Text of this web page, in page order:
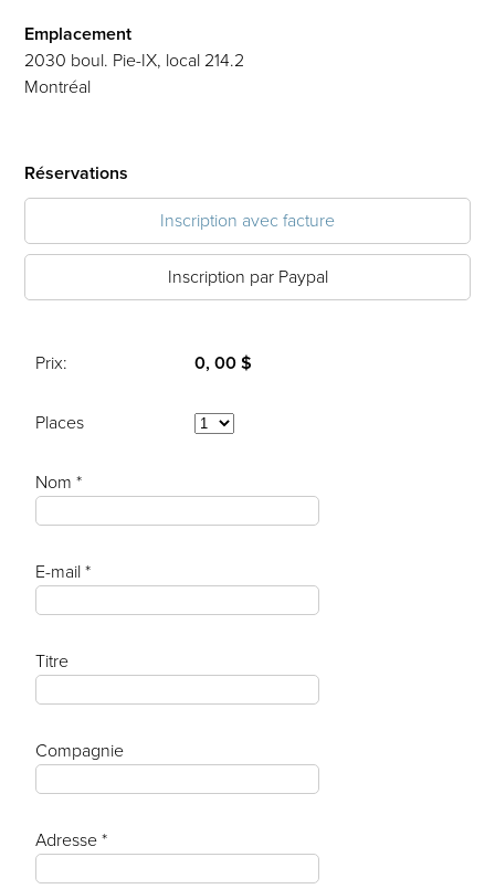
Emplacement
2030 boul. Pie-IX, local 214.2
Montréal
Réservations
Inscription avec facture
Inscription par Paypal
Prix: 0, 00 $
Places
Nom *
E-mail *
Titre
Compagnie
Adresse *